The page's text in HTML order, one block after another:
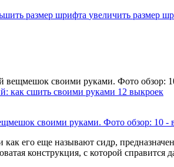
размер шрифта увеличить размер
вещмешок своими руками. Фото обзор:
как сшить своими руками 12 выкроек
его еще называют сидр,
конструкция, с которой